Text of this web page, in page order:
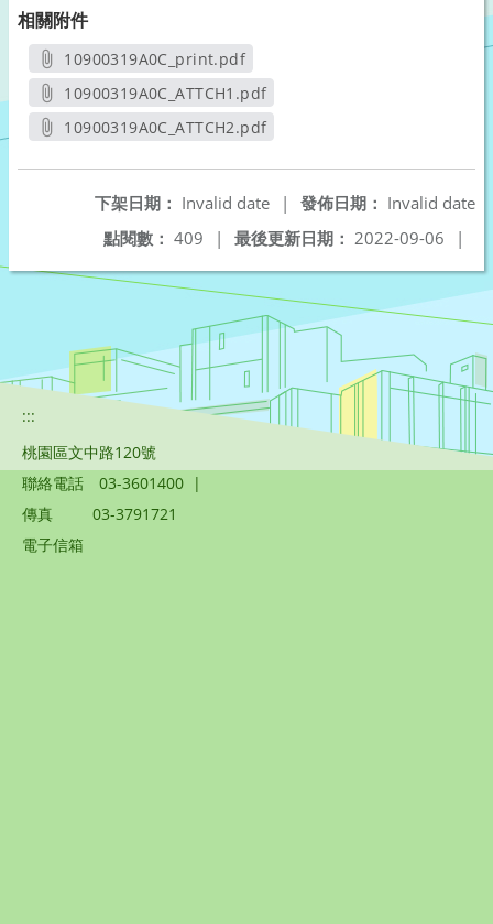
相關附件
10900319A0C_print.pdf
另開新視窗
10900319A0C_ATTCH1.pdf
另開新視窗
10900319A0C_ATTCH2.pdf
發佈日期： Invalid date
下架日期： Invalid date
|
最後更新日期： 2022-09-06 |
點閱數： 409 |
:::
桃園區文中路120號
聯絡電話
03-3601400 |
傳真
03-3791721
電子信箱